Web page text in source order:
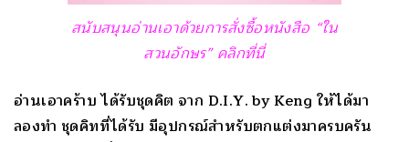
สนับสนุนอ่านเอาด้วยการสั่งซื้อหนังสือ “ใน
สวนอักษร” คลิกที่นี่
อ่านเอาคร้าบ ได้รับชุดคิต จาก D.I.Y. by Keng ให้ได้มา
ลองทำ ชุดคิทที่ได้รับ มีอุปกรณ์สำหรับตกแต่งมาครบครัน